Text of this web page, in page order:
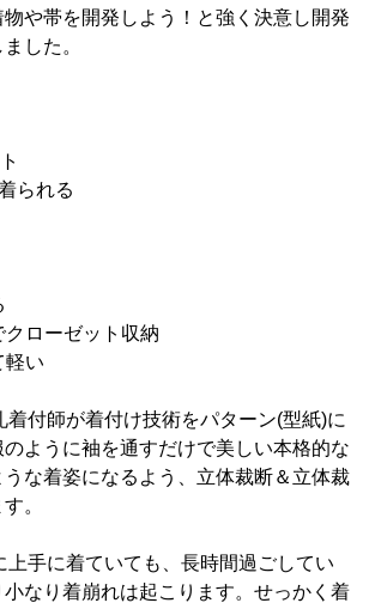
や帯を開発しよう！と強く決意し開発
した。
られる
ローゼット収納
軽い
着付師が着付け技術をパターン(型紙)に
ように袖を通すだけで美しい本格的な
な着姿になるよう、立体裁断＆立体裁
。
上手に着ていても、長時間過ごしてい
なり着崩れは起こります。せっかく着